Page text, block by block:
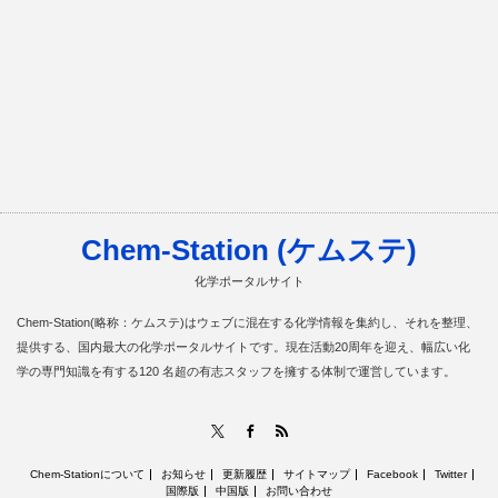
Chem-Station (ケムステ)
化学ポータルサイト
Chem-Station(略称：ケムステ)はウェブに混在する化学情報を集約し、それを整理、
提供する、国内最大の化学ポータルサイトです。現在活動20周年を迎え、幅広い化
学の専門知識を有する120 名超の有志スタッフを擁する体制で運営しています。
Facebook
Chem-Stationについて お知らせ 更新履歴 サイトマップ Facebook
Twitter
国際版
中国版 お問い合わせ